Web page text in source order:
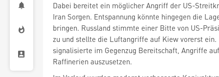
Dabei bereitet ein möglicher Angriff der US-
Iran Sorgen. Entspannung könnte hingegen die
bringen. Russland stimmte einer Bitte von US-
zu und stellte die Luftangriffe auf Kiew vorerst ein.
signalisierte im Gegenzug Bereitschaft, Angriffe
Raffinerien auszusetzen.